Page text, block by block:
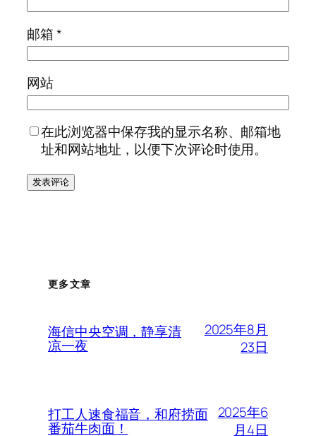
邮箱*
网站
在此浏览器中保存我的显示名称、邮箱地
址和网站地址，以便下次评论时使用。
更多文章
海信中央空调，静享清
凉一夜
2025年8月
23日
打工人速食福音，和府捞面
番茄牛肉面！
2025年6
月4日